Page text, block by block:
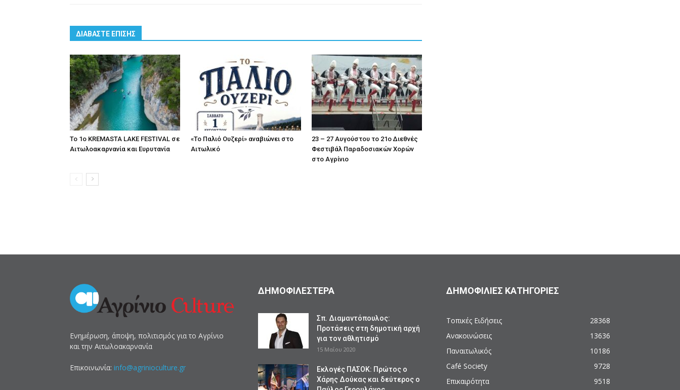
ΔΙΑΒΑΣΤΕ ΕΠΙΣΗΣ
Το 1ο KREMASTA LAKE FESTIVAL σε
Αιτωλοακαρνανία και Ευρυτανία
«Το Παλιό Ουζερί» αναβιώνει στο
Αιτωλικό
23 – 27 Aυγούστου το 21ο Διεθνές
Φεστιβάλ Παραδοσιακών Χορών
στο Αγρίνιο
Ενημέρωση, άποψη, πολιτισμός για το Αγρίνιο
και την Αιτωλοακαρνανία
Επικοινωνία: info@agrinioculture.gr
ΔΗΜΟΦΙΛΕΣΤΕΡΑ
Σπ. Διαμαντόπουλος:
Προτάσεις στη δημοτική αρχή
για τον αθλητισμό
15 Μαΐου 2020
Εκλογές ΠΑΣΟΚ: Πρώτος ο
Χάρης Δούκας και δεύτερος ο
ΔΗΜΟΦΙΛΙΕΣ ΚΑΤΗΓΟΡΙΕΣ
Τοπικές Ειδήσεις
28368
Ανακοινώσεις
13636
Παναιτωλικός
10186
Café Society
9728
Επικαιρότητα
9518